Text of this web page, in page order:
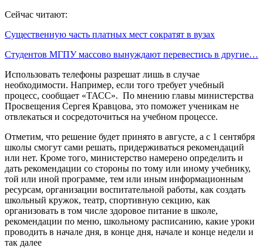
Сейчас читают:
Существенную часть платных мест сократят в вузах
Студентов МГПУ массово вынуждают перевестись в другие…
Использовать телефоны разрешат лишь в случае
необходимости. Например, если того требует учебный
процесс, сообщает «ТАСС». По мнению главы министерства
Просвещения Сергея Кравцова, это поможет ученикам не
отвлекаться и сосредоточиться на учебном процессе.
Отметим, что решение будет принято в августе, а с 1 сентября
школы смогут сами решать, придерживаться рекомендаций
или нет. Кроме того, министерство намерено определить и
дать рекомендации со стороны по тому или иному учебнику,
той или иной программе, тем или иным информационным
ресурсам, организации воспитательной работы, как создать
школьный кружок, театр, спортивную секцию, как
организовать в том числе здоровое питание в школе,
рекомендации по меню, школьному расписанию, какие уроки
проводить в начале дня, в конце дня, начале и конце недели и
так далее